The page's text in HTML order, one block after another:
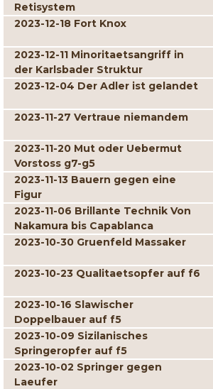
Retisystem
2023-12-18 Fort Knox
2023-12-11 Minoritaetsangriff in
der Karlsbader Struktur
2023-12-04 Der Adler ist gelandet
2023-11-27 Vertraue niemandem
2023-11-20 Mut oder Uebermut
Vorstoss g7-g5
2023-11-13 Bauern gegen eine
Figur
2023-11-06 Brillante Technik Von
Nakamura bis Capablanca
2023-10-30 Gruenfeld Massaker
2023-10-23 Qualitaetsopfer auf f6
2023-10-16 Slawischer
Doppelbauer auf f5
2023-10-09 Sizilanisches
Springeropfer auf f5
2023-10-02 Springer gegen
Laeufer